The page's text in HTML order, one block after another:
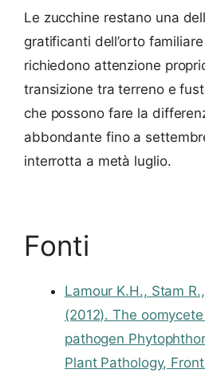
Le zucchine restano una
gratificanti dell’orto
richiedono attenzione
transizione tra terreno e
che possono fare la
abbondante fino a
interrotta a metà luglio.
Fonti
Lamour K.H., Stam
(2012). The
pathogen
Plant Pathology,